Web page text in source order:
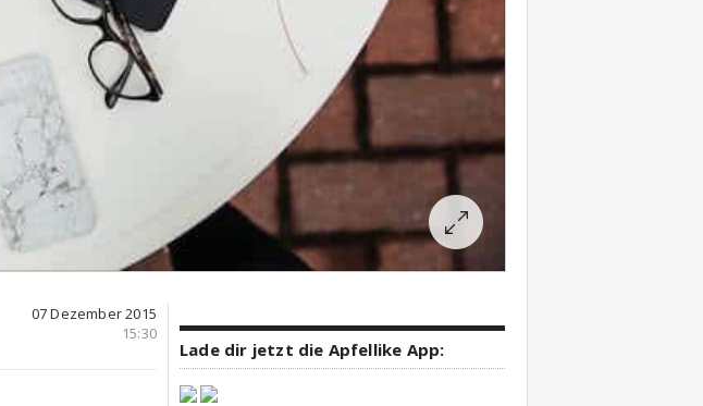
07 Dezember 2015
15:30
Lade dir jetzt die Apfellike App: